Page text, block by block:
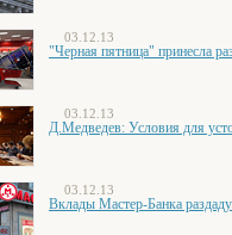
03.12.13
"Черная пятница" принесла
03.12.13
Д.Медведев: Условия для
03.12.13
Вклады Мастер-Банка